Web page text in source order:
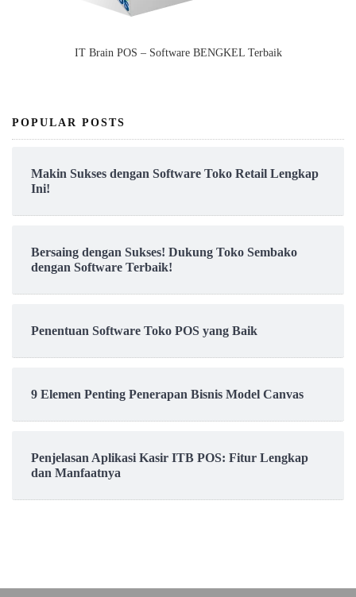
IT Brain POS – Software BENGKEL Terbaik
POPULAR POSTS
Makin Sukses dengan Software Toko Retail Lengkap
Ini!
Bersaing dengan Sukses! Dukung Toko Sembako
dengan Software Terbaik!
Penentuan Software Toko POS yang Baik
9 Elemen Penting Penerapan Bisnis Model Canvas
Penjelasan Aplikasi Kasir ITB POS: Fitur Lengkap
dan Manfaatnya